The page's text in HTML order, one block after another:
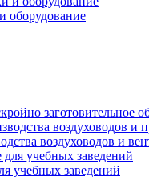
оборудование
заготовительное
воздуховодов и
учебных заведений